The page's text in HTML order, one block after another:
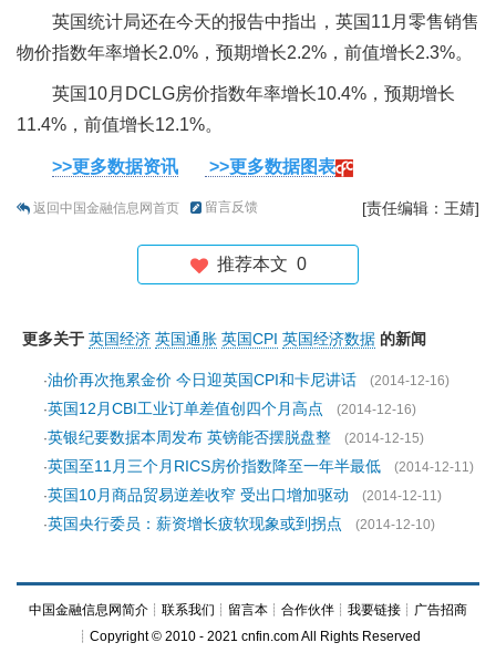
英国统计局还在今天的报告中指出，英国11月零售销售
物价指数年率增长2.0%，预期增长2.2%，前值增长2.3%。
英国10月DCLG房价指数年率增长10.4%，预期增长
11.4%，前值增长12.1%。
>>更多数据资讯 >>更多数据图表
返回中国金融信息网首页 留言反馈 [责任编辑：王婧]
推荐本文 0
更多关于 英国经济 英国通胀 英国CPI 英国经济数据 的新闻
·油价再次拖累金价 今日迎英国CPI和卡尼讲话
(2014-12-16)
·英国12月CBI工业订单差值创四个月高点
(2014-12-16)
·英银纪要数据本周发布 英镑能否摆脱盘整
(2014-12-15)
·英国至11月三个月RICS房价指数降至一年半最低
(2014-12-11)
·英国10月商品贸易逆差收窄 受出口增加驱动
(2014-12-11)
·英国央行委员：薪资增长疲软现象或到拐点 (2014-12-10)
中国金融信息网简介 ┊ 联系我们 ┊ 留言本 ┊ 合作伙伴 ┊ 我要链接 ┊ 广告招商
┊Copyright © 2010 - 2021 cnfin.com All Rights Reserved